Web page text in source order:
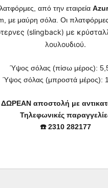
από την εταιρεία
με μαύρη σόλα. Οι πλατφόρμες
(slingback) με
λουλουδιού.
Ύψος σόλας (πίσω μέρος):
Ύψος σόλας (μπροστά μέρος):
ΔΩΡΕΑΝ αποστολή με
Τηλεφωνικές
☎️ 2310 282177